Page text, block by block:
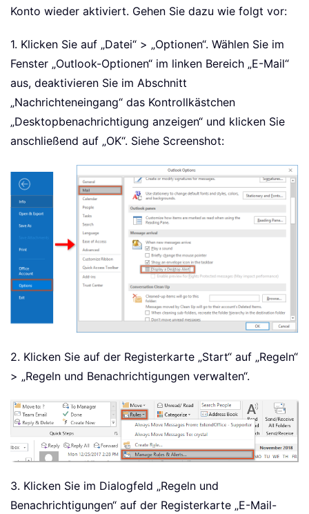
Konto wieder aktiviert. Gehen Sie dazu wie folgt vor:
1. Klicken Sie auf „Datei“ > „Optionen“. Wählen Sie im
Fenster „Outlook-Optionen“ im linken Bereich „E-Mail“
aus, deaktivieren Sie im Abschnitt
„Nachrichteneingang“ das Kontrollkästchen
„Desktopbenachrichtigung anzeigen“ und klicken Sie
anschließend auf „OK“. Siehe Screenshot:
2. Klicken Sie auf der Registerkarte „Start“ auf „Regeln“
> „Regeln und Benachrichtigungen verwalten“.
3. Klicken Sie im Dialogfeld „Regeln und
Benachrichtigungen“ auf der Registerkarte „E-Mail-